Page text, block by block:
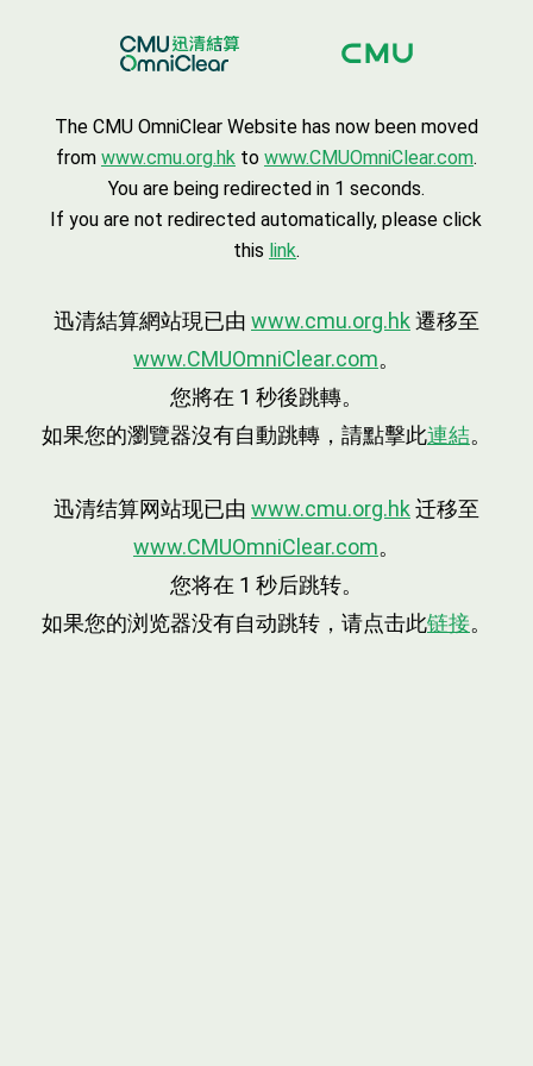
The CMU OmniClear Website has now been moved
from www.cmu.org.hkto www.CMUOmniClear.com.
You are being redirected in 1 seconds.
If you are not redirected automatically, please click
this link.
迅清結算網站現已由 www.cmu.org.hk 遷移至
www.CMUOmniClear.com。
您將在 1 秒後跳轉。
如果您的瀏覽器沒有自動跳轉，請點擊此連結。
迅清结算网站现已由 www.cmu.org.hk 迁移至
www.CMUOmniClear.com。
您将在 1 秒后跳转。
如果您的浏览器没有自动跳转，请点击此链接。